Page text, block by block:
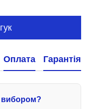
Оплата Гарантія
вибором?